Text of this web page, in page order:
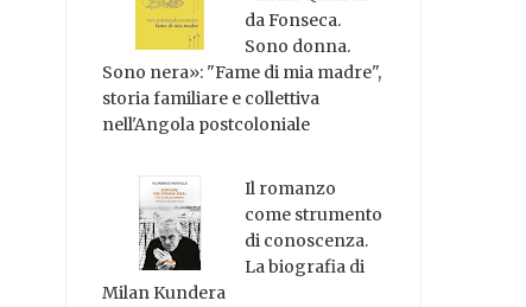
da Fonseca.
Sono donna.
Sono nera»: "Fame di mia madre",
storia familiare e collettiva
nell'Angola postcoloniale
Il romanzo
come strumento
di conoscenza.
La biografia di
Milan Kundera